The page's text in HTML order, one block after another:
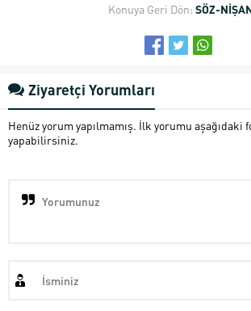
Konuya Geri Dön: SÖZ-
Ziyaretçi Yorumları
Henüz yorum yapılmamış. İlk yorumu aşağıdaki
yapabilirsiniz.